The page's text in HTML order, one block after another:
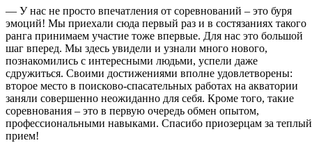
— У нас не просто впечатления от соревнований – это буря
эмоций! Мы приехали сюда первый раз и в состязаниях такого
ранга принимаем участие тоже впервые. Для нас это большой
шаг вперед. Мы здесь увидели и узнали много нового,
познакомились с интересными людьми, успели даже
сдружиться. Своими достижениями вполне удовлетворены:
второе место в поисково-спасательных работах на акватории
заняли совершенно неожиданно для себя. Кроме того, такие
соревнования – это в первую очередь обмен опытом,
профессиональными навыками. Спасибо приозерцам за теплый
прием!